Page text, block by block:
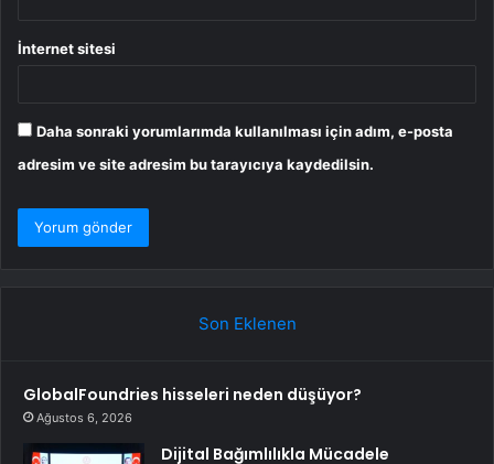
İnternet sitesi
Daha sonraki yorumlarımda kullanılması için adım, e-posta
adresim ve site adresim bu tarayıcıya kaydedilsin.
Son Eklenen
GlobalFoundries hisseleri neden düşüyor?
Ağustos 6, 2026
Dijital Bağımlılıkla Mücadele